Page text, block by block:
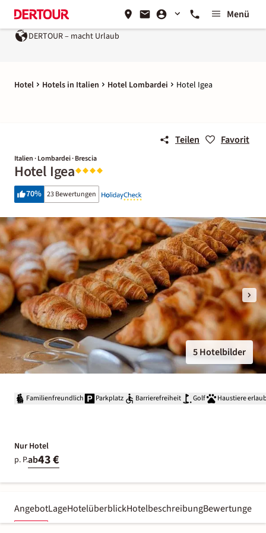
Menü
DERTOUR – macht Urlaub
Hotel Hotels in Italien Hotel Lombardei Hotel Igea
Teilen Favorit
Italien · Lombardei · Brescia
Hotel Igea
70% 23 Bewertungen
5 Hotelbilder
Familienfreundlich Parkplatz Barrierefreiheit Golf Haustiere
Nur Hotel
p. P.ab43 €
AngebotLageHotelüberblickHotelbeschreibungBewertungen